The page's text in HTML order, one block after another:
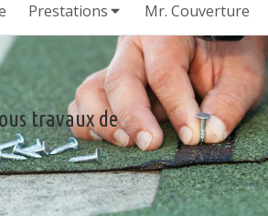
Prestations Mr. Couverture
travaux de